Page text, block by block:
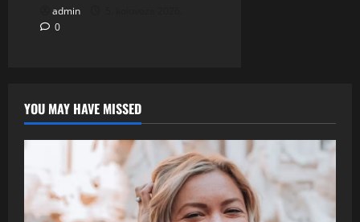
admin
0
YOU MAY HAVE MISSED